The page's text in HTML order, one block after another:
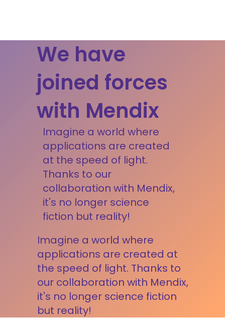
We have
joined forces
with Mendix
Imagine a world where
applications are created
at the speed of light.
Thanks to our
collaboration with Mendix,
it's no longer science
fiction but reality!
Imagine a world where
applications are created at
the speed of light. Thanks to
our collaboration with Mendix,
it's no longer science fiction
but reality!